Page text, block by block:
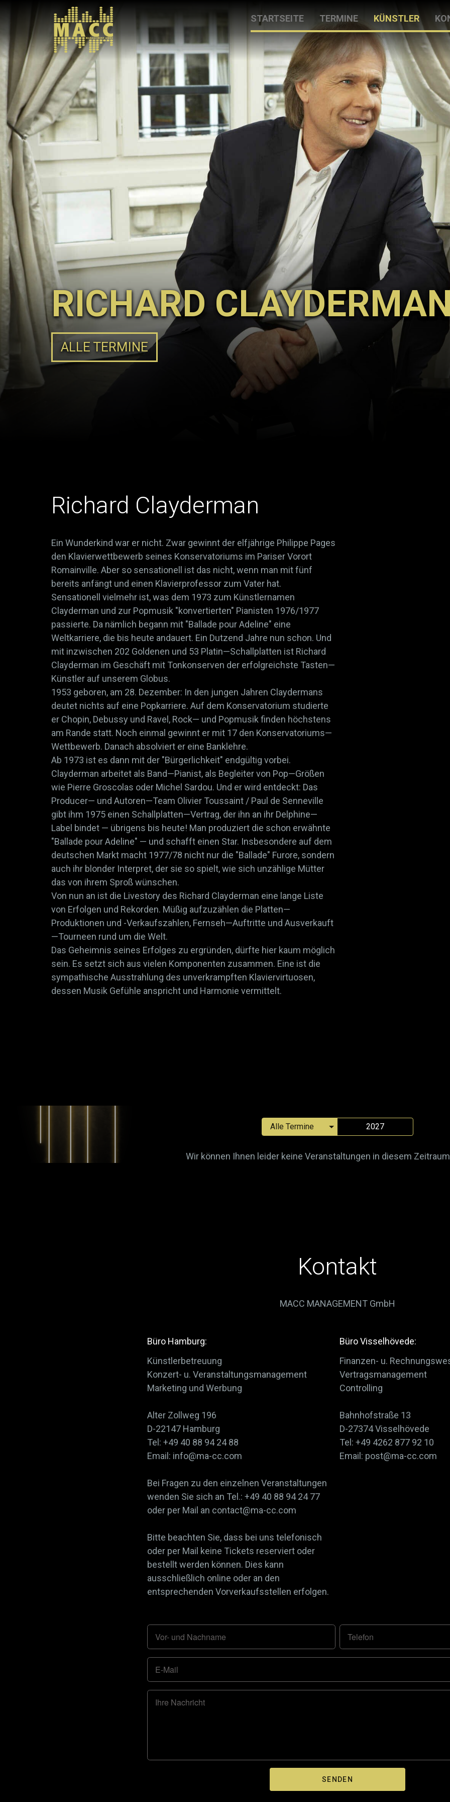
STARTSEITE TERMINE KÜNSTLER
RICHARD
ALLE TERMINE
Richard Clayderman
Ein Wunderkind war er nicht. Zwar gewinnt der elfjährige Philippe Pages
den Klavierwettbewerb seines Konservatoriums im Pariser Vorort
Romainville. Aber so sensationell ist das nicht, wenn man mit fünf
bereits anfängt und einen Klavierprofessor zum Vater hat.
Sensationell vielmehr ist, was dem 1973 zum Künstlernamen
Clayderman und zur Popmusik "konvertierten" Pianisten 1976/1977
passierte. Da nämlich begann mit "Ballade pour Adeline" eine
Weltkarriere, die bis heute andauert. Ein Dutzend Jahre nun schon. Und
mit inzwischen 202 Goldenen und 53 Platin—Schallplatten ist Richard
Clayderman im Geschäft mit Tonkonserven der erfolgreichste Tasten—
Künstler auf unserem Globus.
1953 geboren, am 28. Dezember: In den jungen Jahren Claydermans
deutet nichts auf eine Popkarriere. Auf dem Konservatorium studierte
er Chopin, Debussy und Ravel, Rock— und Popmusik finden höchstens
am Rande statt. Noch einmal gewinnt er mit 17 den Konservatoriums—
Wettbewerb. Danach absolviert er eine Banklehre.
Ab 1973 ist es dann mit der "Bürgerlichkeit" endgültig vorbei.
Clayderman arbeitet als Band—Pianist, als Begleiter von Pop—Größen
wie Pierre Groscolas oder Michel Sardou. Und er wird entdeckt: Das
Producer— und Autoren—Team Olivier Toussaint / Paul de Senneville
gibt ihm 1975 einen Schallplatten—Vertrag, der ihn an ihr Delphine—
Label bindet — übrigens bis heute! Man produziert die schon erwähnte
"Ballade pour Adeline" — und schafft einen Star. Insbesondere auf dem
deutschen Markt macht 1977/78 nicht nur die "Ballade" Furore, sondern
auch ihr blonder Interpret, der sie so spielt, wie sich unzählige Mütter
das von ihrem Sproß wünschen.
Von nun an ist die Livestory des Richard Clayderman eine lange Liste
von Erfolgen und Rekorden. Müßig aufzuzählen die Platten—
Produktionen und -Verkaufszahlen, Fernseh—Auftritte und Ausverkauft
—Tourneen rund um die Welt.
Das Geheimnis seines Erfolges zu ergründen, dürfte hier kaum möglich
sein. Es setzt sich aus vielen Komponenten zusammen. Eine ist die
sympathische Ausstrahlung des unverkrampften Klaviervirtuosen,
dessen Musik Gefühle anspricht und Harmonie vermittelt.
2027
Wir können Ihnen leider keine Veranstaltungen in diesem
Kontakt
MACC MANAGEMENT GmbH
Büro Hamburg:
Künstlerbetreuung
Konzert- u. Veranstaltungsmanagement
Marketing und Werbung
Alter Zollweg 196
D-22147 Hamburg
Tel: +49 40 88 94 24 88
Email: info@ma-cc.com
Bei Fragen zu den einzelnen Veranstaltungen
wenden Sie sich an Tel.: +49 40 88 94 24 77
oder per Mail an contact@ma-cc.com
Bitte beachten Sie, dass bei uns telefonisch
oder per Mail keine Tickets reserviert oder
bestellt werden können. Dies kann
ausschließlich online oder an den
entsprechenden Vorverkaufsstellen erfolgen.
Büro Visselhövede:
Finanzen- u.
Vertragsmanagement
Controlling
Bahnhofstraße 13
D-27374 Visselhövede
Tel: +49 4262 877 92 10
Email: post@ma-cc.com
Vor- und Nachname Telefon
E-Mail
Ihre Nachricht